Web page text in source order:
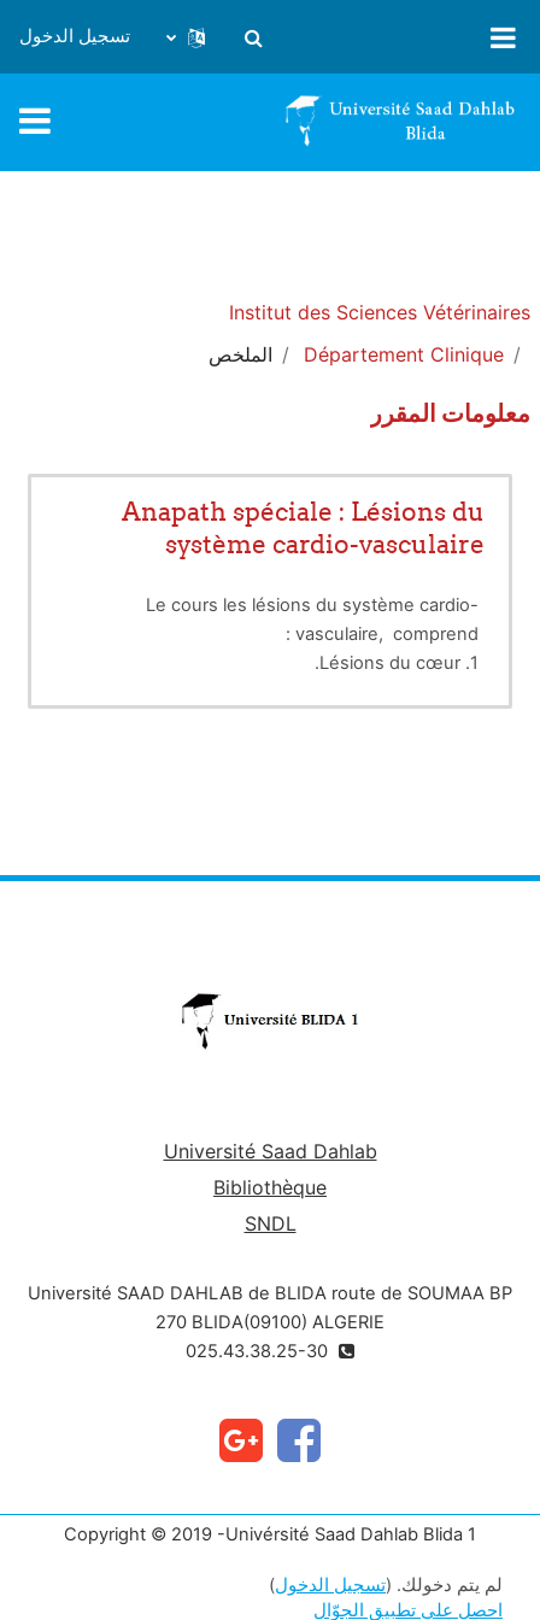
تبديل إدخال البحث
تسجيل الدخول
Institut des Sciences Vétérinaires
Département Clinique
الملخص
معلومات المقرر
Anapath spéciale : Lésions du
système cardio-vasculaire
Le cours les lésions du système cardio-
vasculaire, comprend :
1. Lésions du cœur.
Université Saad Dahlab
Bibliothèque
SNDL
Université SAAD DAHLAB de BLIDA route de SOUMAA BP
270 BLIDA(09100) ALGERIE
Copyright © 2019 -Univérsité Saad Dahlab Blida 1
لم يتم دخولك. (تسجيل الدخول)
احصل على تطبيق الجوّال